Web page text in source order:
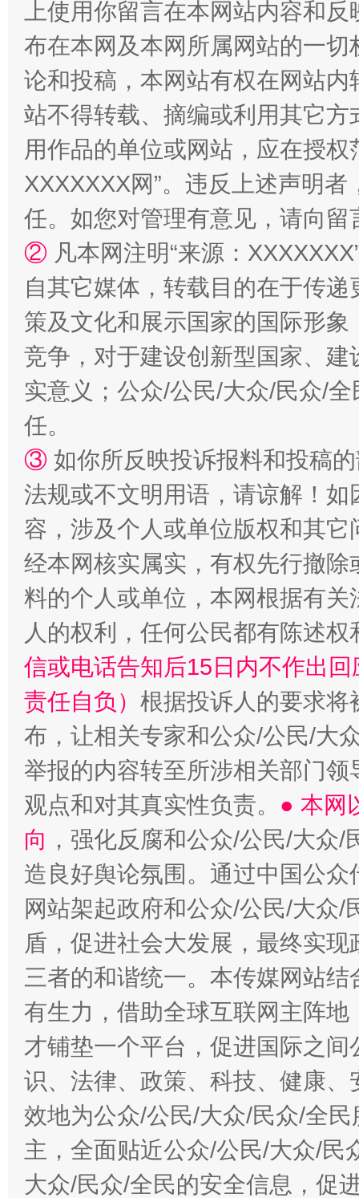
站台名比不上好声名
漫山遍野的桃花与雪山、麦地、白藏房
招工难、用工荒背后
上使用你留言在本网站内容和
布在本网及本网所属网站的一
论和投稿，本网站有权在网站
站不得转载、摘编或利用其它
用作品的单位或网站，应在授
XXXXXXX网”。违反上述声明
任。如您对管理有意见，请向
② 凡本网注明“来源：
自其它媒体，转载目的在于传
策及文化和展示国家的国际形
竞争，对于建设创新型国家、
实意义；公众/公民/大众/民众/
任。
③ 如你所反映投诉报料和投稿
法规或不文明用语，请谅解！
容，涉及个人或单位版权和其它
经本网核实属实，有权先行撤
料的个人或单位，本网根据有
人的权利，任何公民都有陈述
信或电话告知后15日内不作出
责任自负） 根据投诉人的要求将
布，让相关专家和公众/公民/大
举报的内容转至所涉相关部门
观点和对其真实性负责。 ● 本网
向 ，强化反腐和公众/公民/大众
造良好舆论氛围。通过中国公
网站架起政府和公众/公民/大众
盾，促进社会大发展，最终实
三者的和谐统一。本传媒网站
有生力，借助全球互联网主阵
才铺垫一个平台，促进国际之
识、法律、政策、科技、健康
效地为公众/公民/大众/民众/全
主，全面贴近公众/公民/大众/民
大众/民众/全民的安全信息，促